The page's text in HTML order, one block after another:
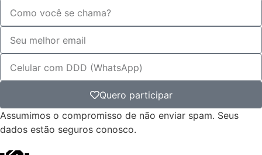
Quero participar
Assumimos o compromisso de não enviar spam. Seus
dados estão seguros conosco.